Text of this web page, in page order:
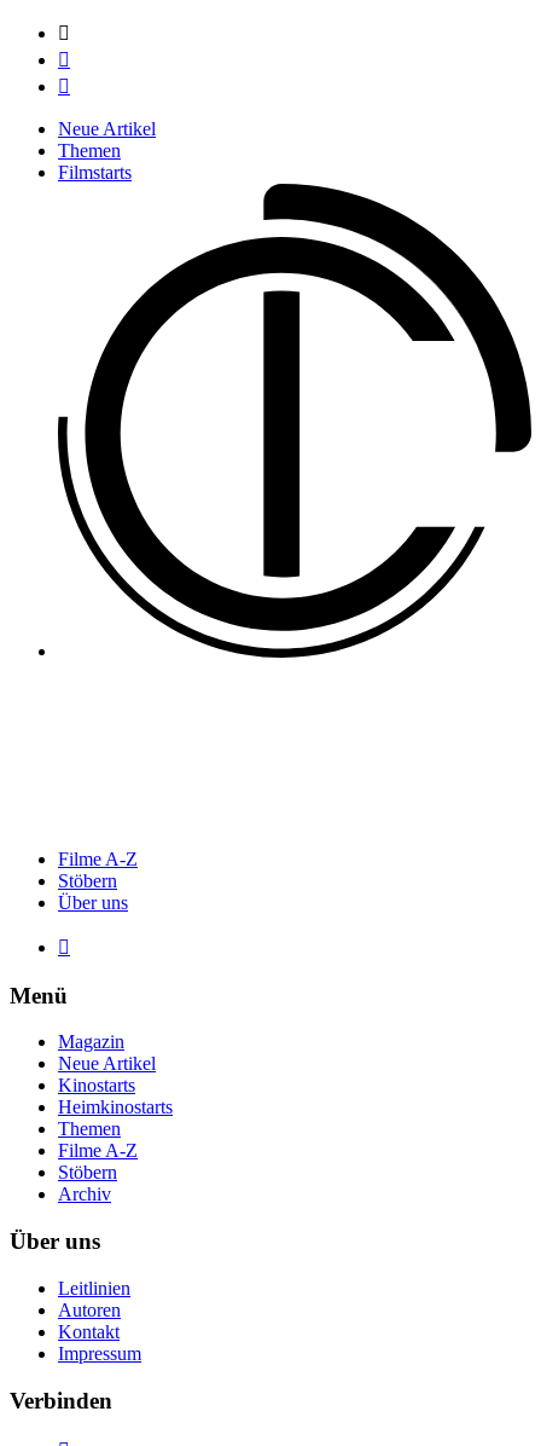



Neue Artikel
Themen
Filmstarts
Filme A-Z
Stöbern
Über uns

Menü
Magazin
Neue Artikel
Kinostarts
Heimkinostarts
Themen
Filme A-Z
Stöbern
Archiv
Über uns
Leitlinien
Autoren
Kontakt
Impressum
Verbinden